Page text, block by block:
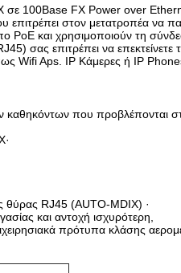
σε 100Base FX Power over
στον μετατροπέα να
και χρησιμοποιούν τη
σας επιτρέπει να
Wifi Aps. IP Κάμερες ή IP
καθηκόντων που προβλέπονται
θύρας RJ45 (AUTO-MDIX) ·
και αντοχή ισχυρότερη,
πρότυπα κλάσης